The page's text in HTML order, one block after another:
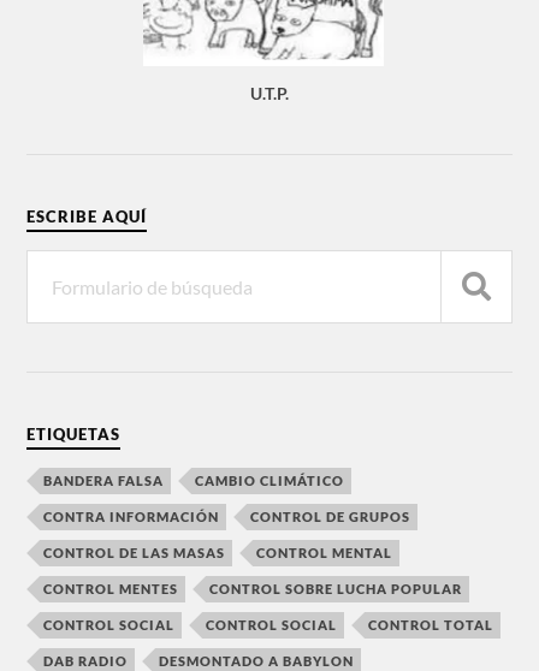
U.T.P.
ESCRIBE AQUÍ
ETIQUETAS
BANDERA FALSA CAMBIO CLIMÁTICO
CONTRA INFORMACIÓN CONTROL DE GRUPOS
CONTROL DE LAS MASAS CONTROL MENTAL
CONTROL MENTES CONTROL SOBRE LUCHA POPULAR
CONTROL SOCIAL CONTROL SOCIAL CONTROL TOTAL
DAB RADIO DESMONTADO A BABYLON